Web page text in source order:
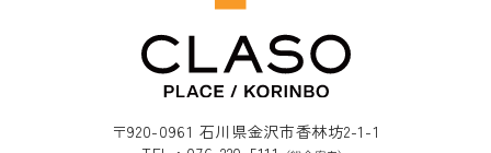
〒920-0961 石川県金沢市香林坊2-1-1